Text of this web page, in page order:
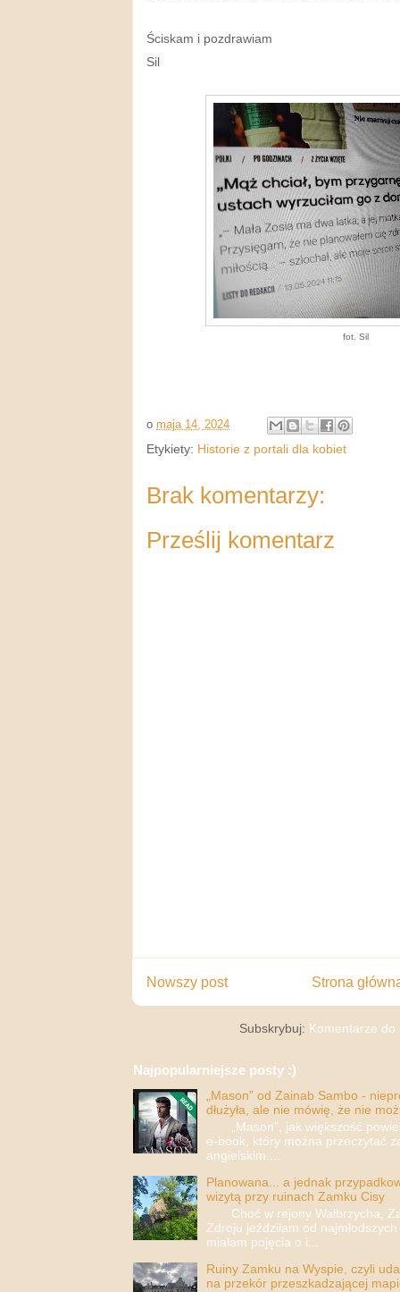
Ściskam i pozdrawiam
Sil
fot. Sil
o maja 14, 2024
Etykiety: Historie z portali dla kobiet
Brak komentarzy:
Prześlij komentarz
Nowszy post Strona
Subskrybuj: Komentarze do
Najpopularniejsze posty :)
„Mason” od Zainab Sambo -
dłużyła, ale nie mówię, że nie
„Mason”, jak większość
e-book, który można przeczytać
angielskim....
Planowana... a jednak
wizytą przy ruinach Zamku Cisy
Choć w rejony Wałbrzycha,
Zdroju jeździłam od
miałam pojęcia o i...
Ruiny Zamku na Wyspie, czyli
na przekór przeszkadzającej